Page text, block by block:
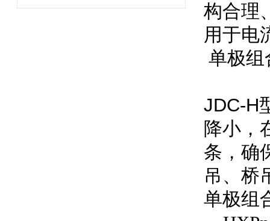
构合理
用于电
单极组
JDC-H
降小，
条，确
吊、桥
单极组